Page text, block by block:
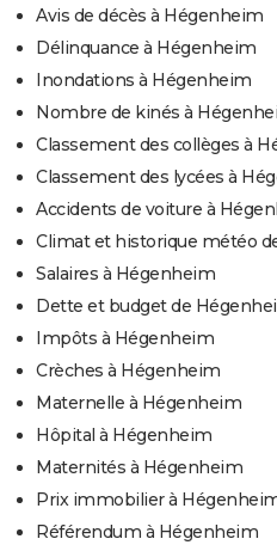
Avis de décès à Hégenheim
Délinquance à Hégenheim
Inondations à Hégenheim
Nombre de kinés à
Classement des collèges à
Classement des lycées à
Accidents de voiture à
Climat et historique météo
Salaires à Hégenheim
Dette et budget de
Impôts à Hégenheim
Crèches à Hégenheim
Maternelle à Hégenheim
Hôpital à Hégenheim
Maternités à Hégenheim
Prix immobilier à
Référendum à Hégenheim